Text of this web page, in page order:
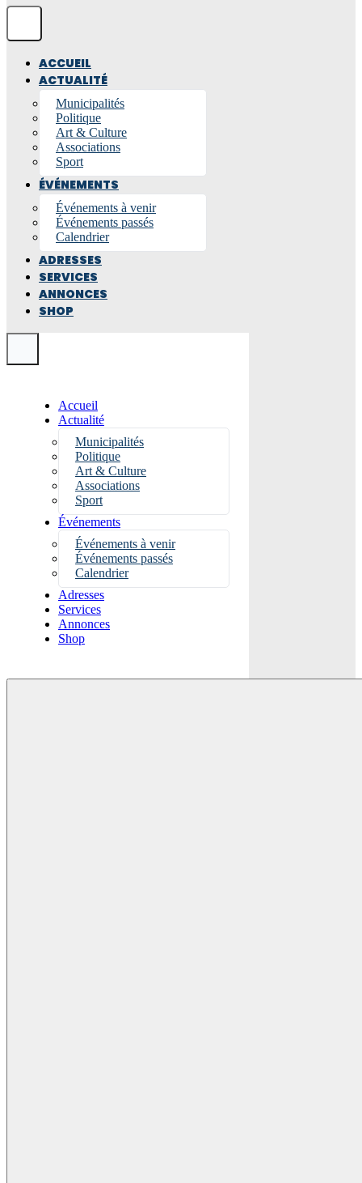
ACCUEIL
ACTUALITÉ
Municipalités
Politique
Art & Culture
Associations
Sport
ÉVÉNEMENTS
Événements à venir
Événements passés
Calendrier
ADRESSES
SERVICES
ANNONCES
SHOP
Accueil
Actualité
Municipalités
Politique
Art & Culture
Associations
Sport
Événements
Événements à venir
Événements passés
Calendrier
Adresses
Services
Annonces
Shop